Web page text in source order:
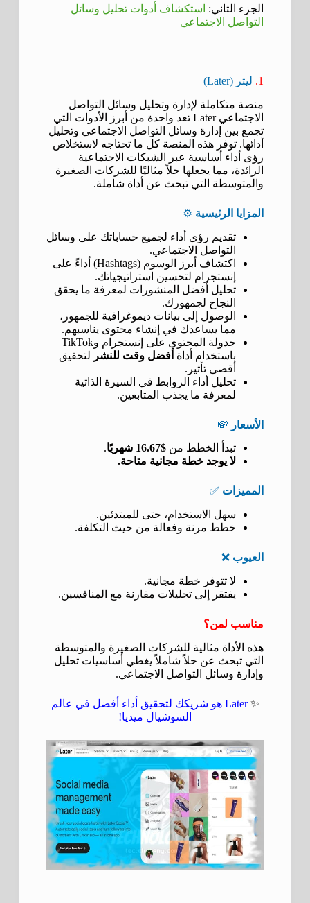
الجزء الثاني: استكشاف أدوات تحليل وسائل
التواصل الاجتماعي
1. ليتر (Later)
منصة متكاملة لإدارة وتحليل وسائل التواصل
الاجتماعي Later تعد واحدة من أبرز الأدوات التي
تجمع بين إدارة وسائل التواصل الاجتماعي وتحليل
أدائها. توفر هذه المنصة كل ما تحتاجه لاستخلاص
رؤى أداء أساسية عبر الشبكات الاجتماعية
الرائدة، مما يجعلها حلاً مثاليًا للشركات الصغيرة
والمتوسطة التي تبحث عن أداة شاملة.
المزايا الرئيسية ⚙️
تقديم رؤى أداء لجميع حساباتك على وسائل
التواصل الاجتماعي.
اكتشاف أبرز الوسوم (Hashtags) أداءً على
إنستجرام لتحسين استراتيجياتك.
تحليل أفضل المنشورات لمعرفة ما يحقق
النجاح لجمهورك.
الوصول إلى بيانات ديموغرافية للجمهور،
مما يساعدك في إنشاء محتوى يناسبهم.
جدولة المحتوى على إنستجرام وTikTok
باستخدام أداة أفضل وقت للنشر لتحقيق
أقصى تأثير.
تحليل أداء الروابط في السيرة الذاتية
لمعرفة ما يجذب المتابعين.
الأسعار 💸
تبدأ الخطط من $16.67 شهريًا
.
لا يوجد خطة مجانية متاحة.
المميزات ✅
سهل الاستخدام، حتى للمبتدئين.
خطط مرنة وفعالة من حيث التكلفة.
العيوب ❌
لا تتوفر خطة مجانية.
يفتقر إلى تحليلات مقارنة مع المنافسين.
مناسب لمن؟
هذه الأداة مثالية للشركات الصغيرة والمتوسطة
التي تبحث عن حلاً شاملاً يغطي أساسيات تحليل
وإدارة وسائل التواصل الاجتماعي.
✨
Later هو شريكك لتحقيق أداء أفضل في عالم
السوشيال ميديا!